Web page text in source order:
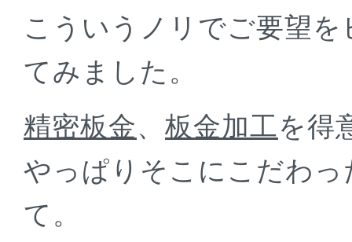
こういうノリでご要望
てみました。
精密板金、 板金加工を得
やっぱりそこにこだわ
て。